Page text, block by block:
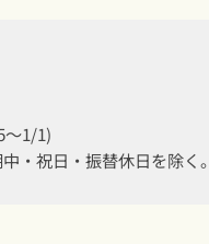
～1/1)
・祝日・振替休日を除く。